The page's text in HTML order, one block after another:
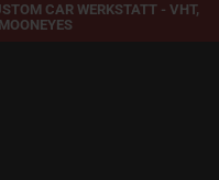
CAR WERKSTATT - VHT,